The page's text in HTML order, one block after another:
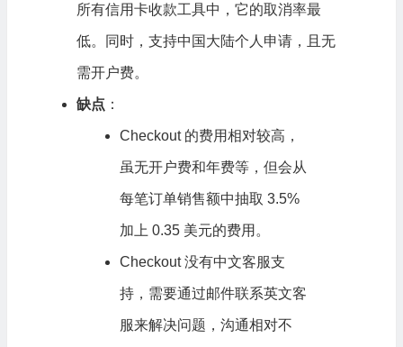
所有信用卡收款工具中，它的取消率最
低。同时，支持中国大陆个人申请，且无
需开户费。
缺点 ：
Checkout 的费用相对较高，
虽无开户费和年费等，但会从
每笔订单销售额中抽取 3.5%
加上 0.35 美元的费用。
Checkout 没有中文客服支
持，需要通过邮件联系英文客
服来解决问题，沟通相对不